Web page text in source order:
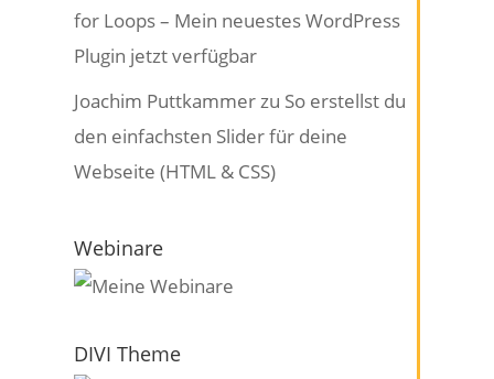
for Loops – Mein neuestes WordPress
Plugin jetzt verfügbar
Joachim Puttkammerzu So erstellst du
den einfachsten Slider für deine
Webseite (HTML & CSS)
Webinare
DIVI Theme